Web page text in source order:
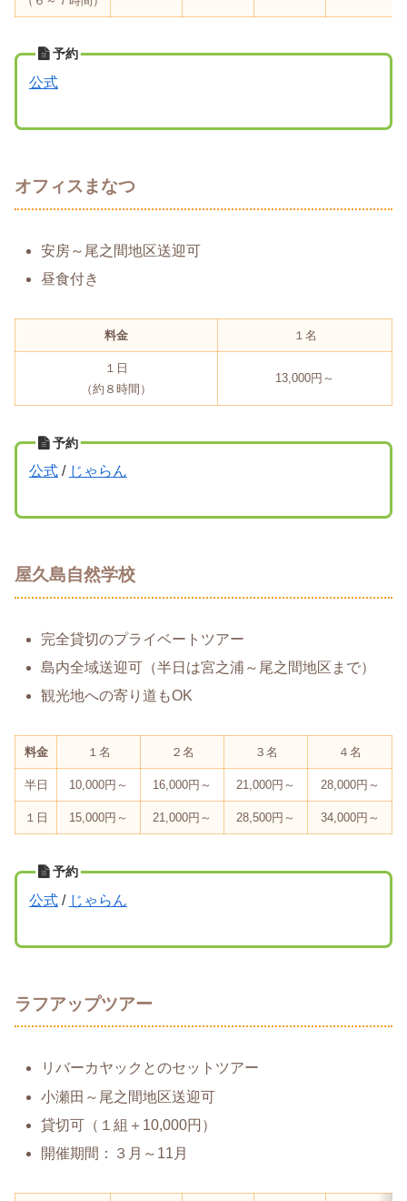
予約
公式
オフィスまなつ
安房～尾之間地区送迎可
昼食付き
料金 １名
１日
（約８時間）
13,000円～
予約
公式/ じゃらん
屋久島自然学校
完全貸切のプライベートツアー
島内全域送迎可（半日は宮之浦～尾之間地区まで）
観光地への寄り道もOK
料金 １名 ２名 ３名 ４名
半日 10,000円～ 16,000円～ 21,000円～ 28,000円～
１日 15,000円～ 21,000円～ 28,500円～ 34,000円～
予約
公式/ じゃらん
ラフアップツアー
リバーカヤックとのセットツアー
小瀬田～尾之間地区送迎可
貸切可（１組＋10,000円）
開催期間：３月～11月